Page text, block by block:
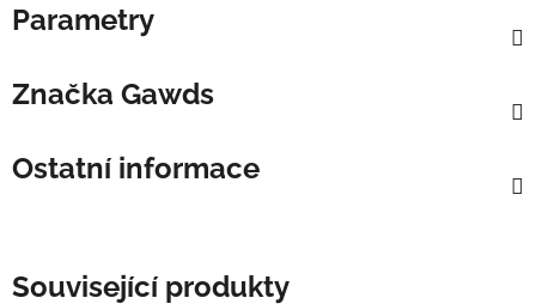
Parametry
Značka Gawds
Ostatní informace
Související produkty